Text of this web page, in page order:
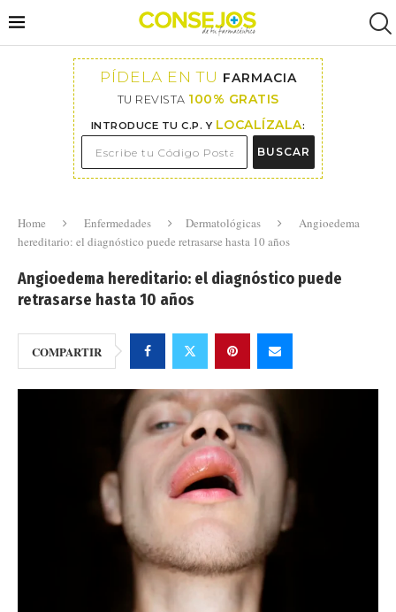
PÍDELA EN TU FARMACIA
TU REVISTA 100% GRATIS
INTRODUCE TU C.P. Y LOCALÍZALA:
BUSCAR
Home Enfermedades Dermatológicas
Angioedema
hereditario: el diagnóstico puede retrasarse hasta 10 años
Angioedema hereditario: el diagnóstico puede
retrasarse hasta 10 años
COMPARTIR